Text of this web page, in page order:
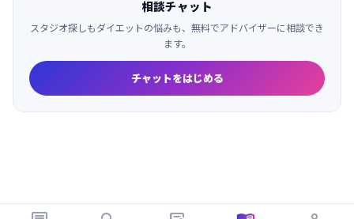
相談チャット
スタジオ探しもダイエットの悩みも、無料でアドバイザーに相談でき
ます。
チャットをはじめる